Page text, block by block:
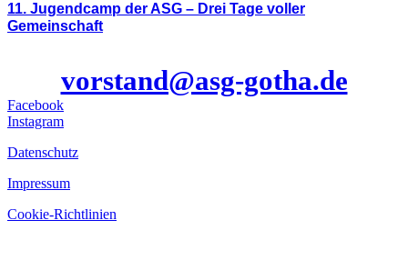
11. Jugendcamp der ASG – Drei Tage voller
Gemeinschaft
vorstand@asg-gotha.de
Facebook
Instagram
Datenschutz
Impressum
Cookie-Richtlinien